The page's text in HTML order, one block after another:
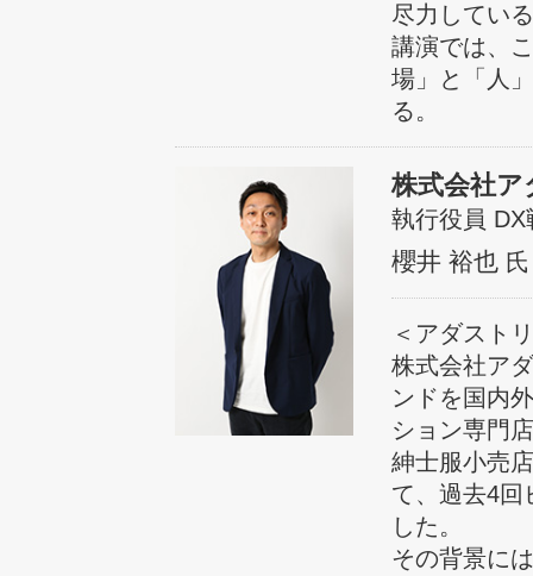
尽力してい
講演では、
場」と「人
る。
株式会社
執行役員 DX
櫻井 裕也 氏
＜アダスト
株式会社ア
ンドを国内
ション専門
紳士服小売
て、過去4回
した。
その背景に